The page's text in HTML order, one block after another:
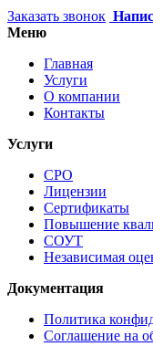
Заказать звонок
Меню
Главная
Услуги
О компании
Контакты
Услуги
СРО
Лицензии
Сертификаты
Повышение
СОУТ
Независимая
Документация
Политика
Соглашение на